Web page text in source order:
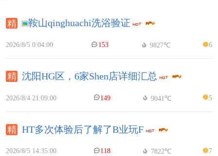
鞍山qinghuachi洗浴验证
2026/8/5 0:04:00 153 9827℃ 6
沈阳HG区，6家Shen店详细汇总
2026/8/4 21:09:00 149 9041℃ 5
HT多次体验后了解了B业玩F
2026/8/5 14:35:00 118 7822℃ 7